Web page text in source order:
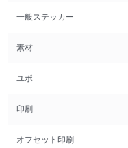
一般ステッカー
素材
ユポ
印刷
オフセット印刷